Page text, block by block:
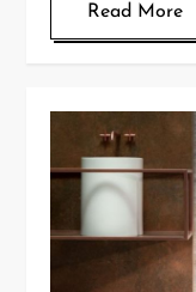
Read More